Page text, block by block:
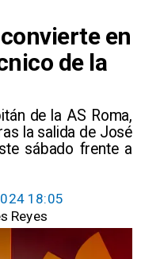
en
de la
de la AS Roma,
la salida de José
sábado frente a
18:05
Reyes